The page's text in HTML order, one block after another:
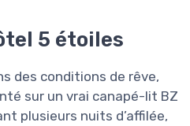
5 étoiles
des conditions de rêve,
sur un vrai canapé-lit BZ
plusieurs nuits d’affilée,